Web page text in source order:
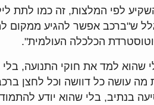
לפי המלצות, זה כמו לתת
ש"ברכב אפשר להגיע ממקום
הכלכלה העולמית".
שהוא למד את חוקי התנועה, בלי
מה עושה כל דוושה וכל לחצן
בנתיב, בלי שהוא יודע